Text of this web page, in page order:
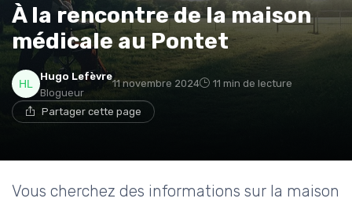
À la rencontre de la maison
médicale au Pontet
Hugo Lefèvre
Blogueur
11 novembre 2024 11 min de lecture
Partager cette page
Vous cherchez des informations sur la maison
→ Je rejoins le club
* En rejoignant le club, j'accepte de recevoir les emails
de Ma Maison Médicale et les offres de ses